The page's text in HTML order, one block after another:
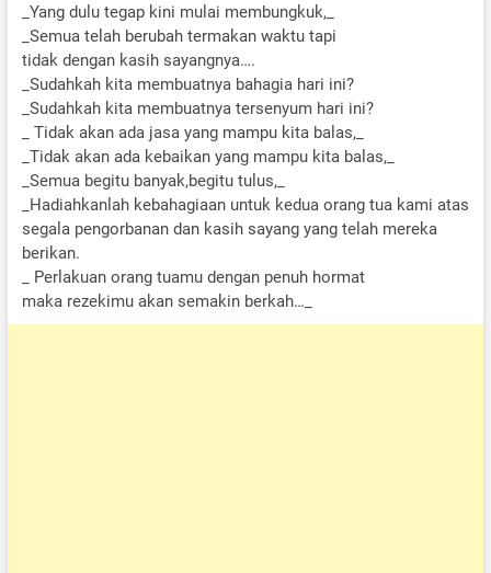
_Yang dulu tegap kini mulai membungkuk,_
_Semua telah berubah termakan waktu tapi
tidak dengan kasih sayangnya….
_Sudahkah kita membuatnya bahagia hari ini?
_Sudahkah kita membuatnya tersenyum hari ini?
_ Tidak akan ada jasa yang mampu kita balas,_
_Tidak akan ada kebaikan yang mampu kita balas,_
_Semua begitu banyak,begitu tulus,_
_Hadiahkanlah kebahagiaan untuk kedua orang tua kami atas
segala pengorbanan dan kasih sayang yang telah mereka
berikan.
_ Perlakuan orang tuamu dengan penuh hormat
maka rezekimu akan semakin berkah…_